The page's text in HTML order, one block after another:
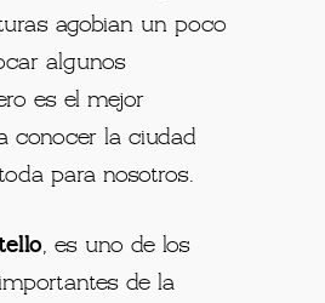
agobian un poco
algunos
es el mejor
conocer la ciudad
para nosotros.
, es uno de los
de la